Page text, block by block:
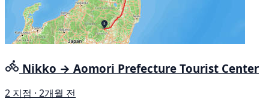
Nikko → Aomori Prefecture Tourist Center
2 지점 · 2개월 전